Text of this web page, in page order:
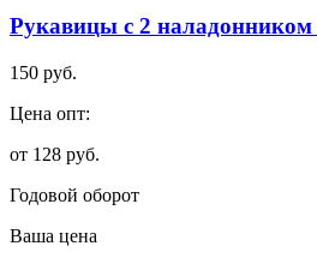
Рукавицы с 2 наладонником
150 руб.
Цена опт:
от 128 руб.
Годовой оборот
Ваша цена